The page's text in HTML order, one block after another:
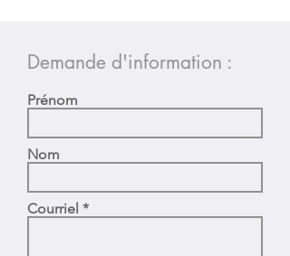
Demande d'information :
Prénom
Nom
Courriel